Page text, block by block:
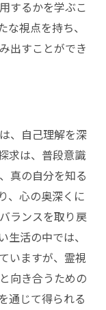
重要性
る方法
値
の意義
定の効果
り
するかを学ぶこ
視点を持ち、
出すことができ
、自己理解を深
求は、普段意識
真の自分を知る
、心の奥深くに
ランスを取り戻
活の中では、
いますが、霊視
向き合うための
通じて得られる